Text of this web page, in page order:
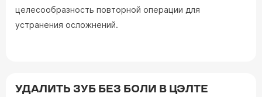
целесообразность повторной операции для
устранения осложнений.
УДАЛИТЬ ЗУБ БЕЗ БОЛИ В ЦЭЛТЕ